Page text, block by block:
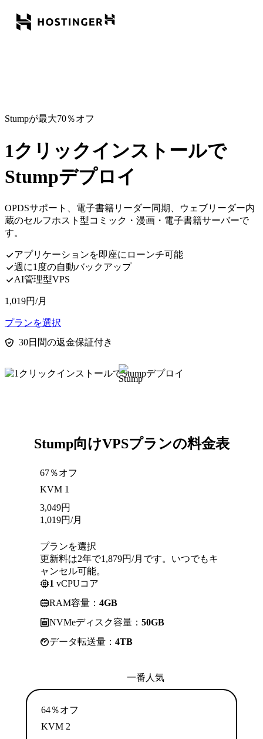
Stumpが最大70％オフ
1クリックインストールで
Stumpデプロイ
OPDSサポート、電子書籍リーダー同期、ウェブリーダー内
蔵のセルフホスト型コミック・漫画・電子書籍サーバーで
す。
アプリケーションを即座にローンチ可能
週に1度の自動バックアップ
AI管理型VPS
1,019円/月
プランを選択
30日間の返金保証付き
Stump向けVPSプランの料金表
67％オフ
KVM 1
3,049円
1,019円/月
プランを選択
更新料は2年で1,879円/月です。いつでもキ
ャンセル可能。
1 vCPUコア
RAM容量： 4GB
NVMeディスク容量： 50GB
データ転送量： 4TB
一番人気
64％オフ
KVM 2